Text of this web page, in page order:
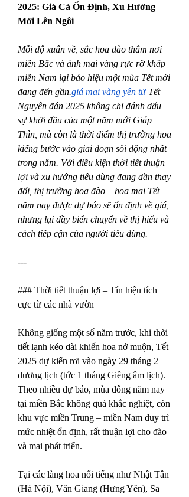
2025: Giá Cả Ổn Định, Xu Hướng
Mới Lên Ngôi
Mỗi độ xuân về, sắc hoa đào thắm nơi
miền Bắc và ánh mai vàng rực rỡ khắp
miền Nam lại báo hiệu một mùa Tết mới
đang đến gần.giá mai vàng yên tử Tết
Nguyên đán 2025 không chỉ đánh dấu
sự khởi đầu của một năm mới Giáp
Thìn, mà còn là thời điểm thị trường hoa
kiểng bước vào giai đoạn sôi động nhất
trong năm. Với điều kiện thời tiết thuận
lợi và xu hướng tiêu dùng đang dần thay
đổi, thị trường hoa đào – hoa mai Tết
năm nay được dự báo sẽ ổn định về giá,
nhưng lại đầy biến chuyển về thị hiếu và
cách tiếp cận của người tiêu dùng.
---
### Thời tiết thuận lợi – Tín hiệu tích
cực từ các nhà vườn
Không giống một số năm trước, khi thời
tiết lạnh kéo dài khiến hoa nở muộn, Tết
2025 dự kiến rơi vào ngày 29 tháng 2
dương lịch (tức 1 tháng Giêng âm lịch).
Theo nhiều dự báo, mùa đông năm nay
tại miền Bắc không quá khắc nghiệt, còn
khu vực miền Trung – miền Nam duy trì
mức nhiệt ổn định, rất thuận lợi cho đào
và mai phát triển.
Tại các làng hoa nổi tiếng như Nhật Tân
(Hà Nội), Văn Giang (Hưng Yên), Sa